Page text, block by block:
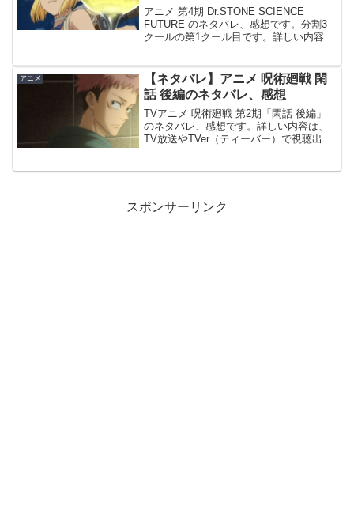
のネタバレ、感想
アニメ 第4期 Dr.STONE SCIENCE
FUTURE のネタバレ、感想です。分割3
クールの第1クール目です。詳しい内容
こちらです。#2 SCIENCE J...
アニメ
【ネタバレ】アニメ 呪術廻戦 閑
話 後編のネタバレ、感想
TVアニメ 呪術廻戦 第2期「閑話 後編」
のネタバレ、感想です。詳しい内容は、
TV放送やTVer（ティーバー）で視聴出来
スポンサーリンク